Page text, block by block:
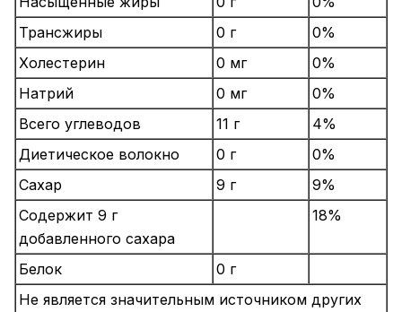
Трансжиры
0 г
0%
Холестерин
0 мг
0%
Натрий
0 мг
0%
Всего углеводов
11 г
4%
Диетическое волокно
0 г
0%
Сахар
9 г
9%
Содержит 9 г
добавленного сахара
18%
Белок
0 г
Не является значительным источником других